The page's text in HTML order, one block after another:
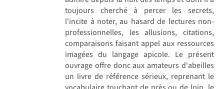
toujours cherché à percer les secrets,
l'incite à noter, au hasard de lectures non-
professionnelles, les allusions, citations,
comparaisons faisant appel aux ressources
imagées du langage apicole. Le présent
ouvrage offre donc aux amateurs d'abeilles
un livre de référence sérieux, reprenant le